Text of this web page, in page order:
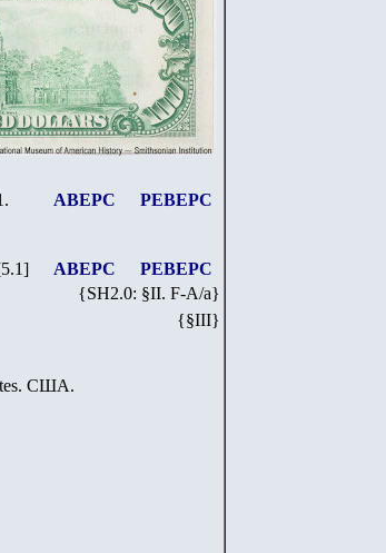
АВЕРС РЕВЕРС
АВЕРС
РЕВЕРС
{SH2.0: §II. F-A/a}
{§III}
США.